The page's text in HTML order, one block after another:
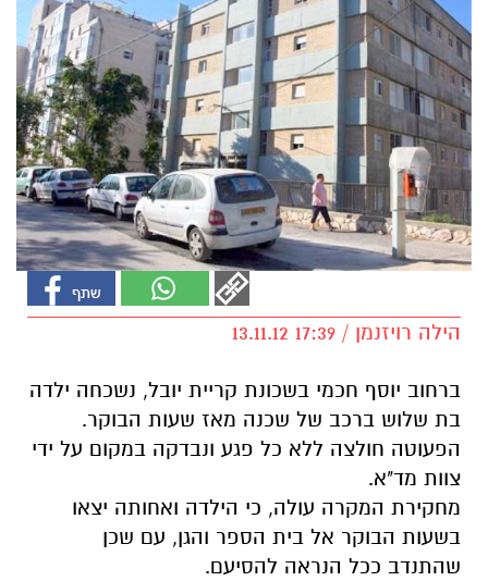
הילה רויזנמן / 17:39 13.11.12
ברחוב יוסף חכמי בשכונת קריית יובל, נשכחה ילדה
בת שלוש ברכב של שכנה מאז שעות הבוקר.
הפעוטה חולצה ללא כל פגע ונבדקה במקום על ידי
צוות מד"א.
מחקירת המקרה עולה, כי הילדה ואחותה יצאו
בשעות הבוקר אל בית הספר והגן, עם שכן
שהתנדב ככל הנראה להסיעם.